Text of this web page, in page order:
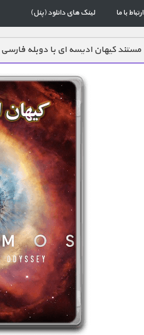
ارتباط با ما لینک های دانلود (پنل)
مستند کیهان ادیسه ای با دوبله فارسی